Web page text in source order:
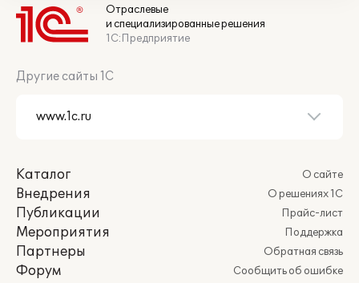
Отраслевые
и специализированные решения
1С:Предприятие
Другие сайты 1С
Каталог
Внедрения
Публикации
Мероприятия
Партнеры
Форум
О сайте
О решениях 1С
Прайс-лист
Поддержка
Обратная связь
Сообщить об ошибке